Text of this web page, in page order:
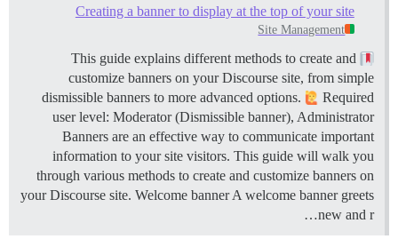
Creating a banner to display at the top of your site
Site Management
This guide explains different methods to create and
customize banners on your Discourse site, from simple
dismissible banners to more advanced options.
Required
user level: Moderator (Dismissible banner), Administrator
Banners are an effective way to communicate important
information to your site visitors. This guide will walk you
through various methods to create and customize banners on
your Discourse site. Welcome banner A welcome banner greets
new and r…